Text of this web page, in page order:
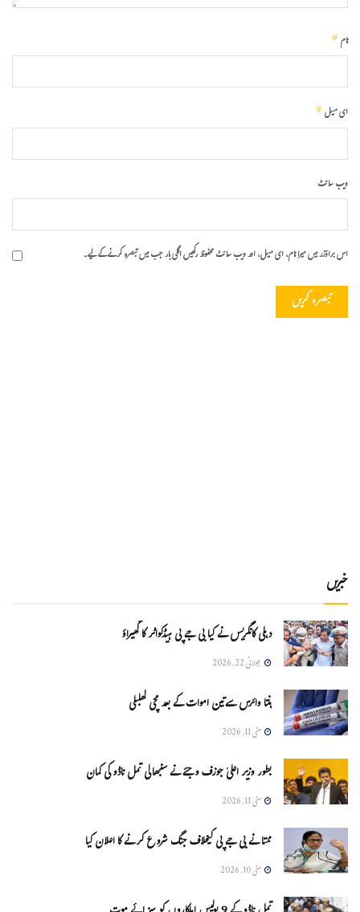
نام*
ای میل*
ویب‌ سائٹ
اس براؤزر میں میرا نام، ای میل، اور ویب سائٹ محفوظ رکھیں اگلی بار جب میں تبصرہ کرنے کےلیے۔
خبریں
دہلی کانگریس نے کیا بی جے پی ہیڈکواٹر کا گھیراؤ
جولائی 22, 2026
ہنتا وائرس سےتین اموات کے بعد مچی کھلبلی
مئی 11, 2026
بطور وزیر اعلیٰ جوزف وجئے نے سنبھالی تمل ناڈو کی کمان
مئی 11, 2026
ممتا نے بی جے پی کیخلاف جنگ شروع کرنے کا اعلان کیا
مئی 10, 2026